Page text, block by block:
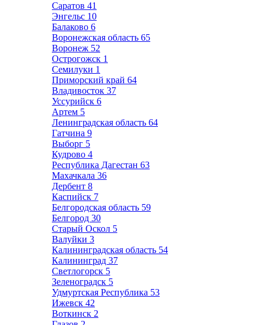
Саратов 41
Энгельс 10
Балаково 6
Воронежская область 65
Воронеж 52
Острогожск 1
Семилуки 1
Приморский край 64
Владивосток 37
Уссурийск 6
Артем 5
Ленинградская область 64
Гатчина 9
Выборг 5
Кудрово 4
Республика Дагестан 63
Махачкала 36
Дербент 8
Каспийск 7
Белгородская область 59
Белгород 30
Старый Оскол 5
Валуйки 3
Калининградская область 54
Калининград 37
Светлогорск 5
Зеленоградск 5
Удмуртская Республика 53
Ижевск 42
Воткинск 2